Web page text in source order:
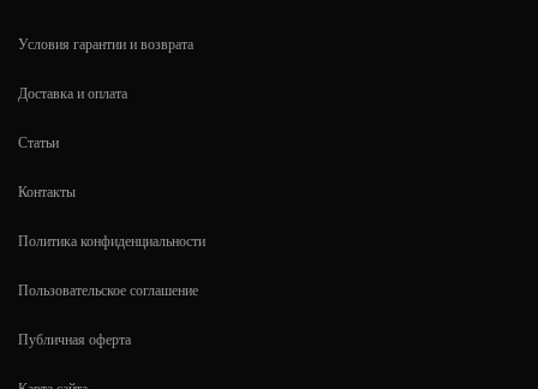
Условия гарантии и возврата
Доставка и оплата
Статьи
Контакты
Политика конфиденциальности
Пользовательское соглашение
Публичная оферта